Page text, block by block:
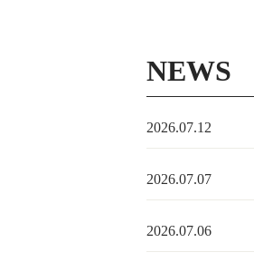
NEWS
2026.07.12
2026.07.07
2026.07.06